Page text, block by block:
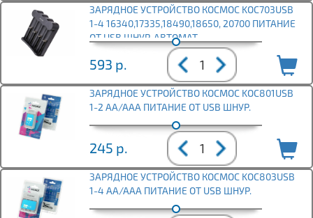
ЗАРЯДНОЕ УСТРОЙСТВО КОСМОС KOC703USB
1-4 16340,17335,18490,18650, 20700 ПИТАНИЕ
ОТ USB ШНУР. АВТОМАТ
593 р.
ЗАРЯДНОЕ УСТРОЙСТВО КОСМОС KOC801USB
1-2 AA/AAA ПИТАНИЕ ОТ USB ШНУР.
245 р.
ЗАРЯДНОЕ УСТРОЙСТВО КОСМОС KOC803USB
1-4 AA/AAA ПИТАНИЕ ОТ USB ШНУР.